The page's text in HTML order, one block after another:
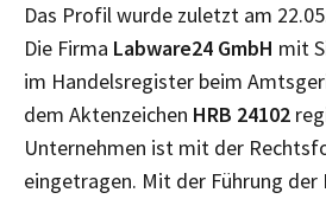
Das Profil wurde zuletzt am
Die Firma Labware24 GmbH mit
im Handelsregister beim
dem Aktenzeichen HRB 24102
Unternehmen ist mit der
eingetragen. Mit der Führung der